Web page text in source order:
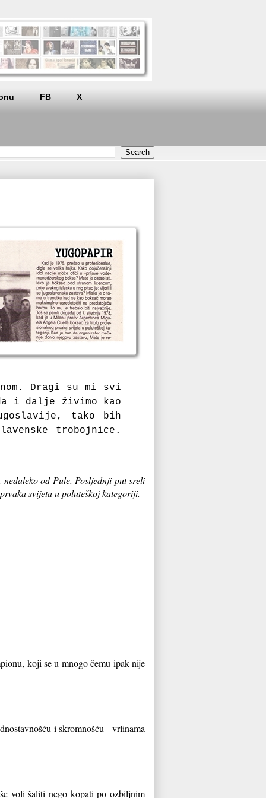
FB X
Dragi su mi svi
i dalje živimo kao
tako bih
trobojnice.
od Pule. Posljednji put sreli
svijeta u poluteškoj kategoriji.
koji se u mnogo čemu ipak nije
i skromnošću - vrlinama
voli šaliti nego kopati po ozbiljnim